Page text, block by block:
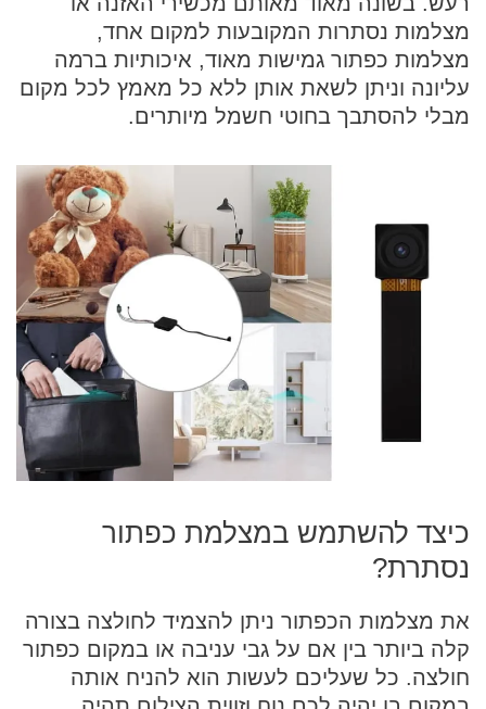
מצלמות נסתרות המקובעות למקום אחד,
מצלמות כפתור גמישות מאוד, איכותיות ברמה
עליונה וניתן לשאת אותן ללא כל מאמץ לכל מקום
מבלי להסתבך בחוטי חשמל מיותרים.
כיצד להשתמש במצלמת כפתור
נסתרת?
את מצלמות הכפתור ניתן להצמיד לחולצה בצורה
קלה ביותר בין אם על גבי עניבה או במקום כפתור
חולצה. כל שעליכם לעשות הוא להניח אותה